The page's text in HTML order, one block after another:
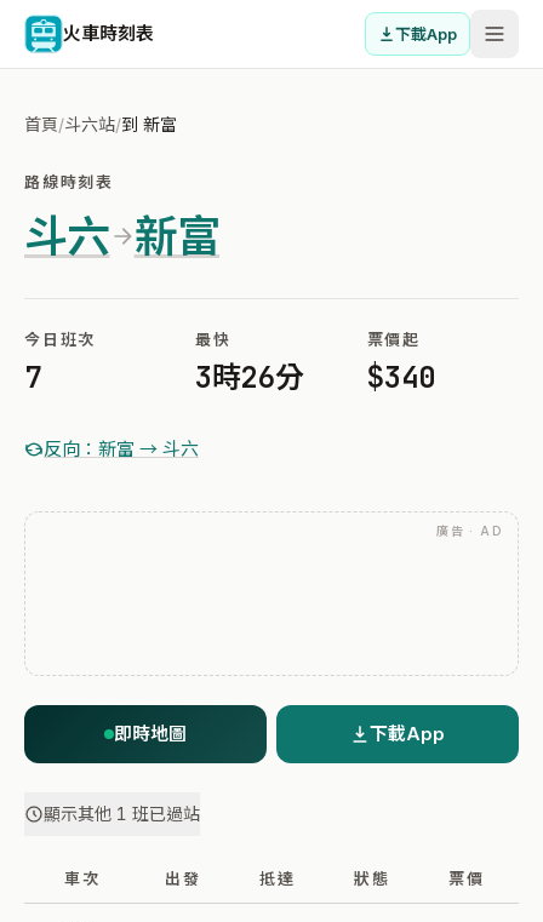
火車時刻表 下載App
首頁/斗六站/到 新富
路線時刻表
斗六 新富
今日班次
7
最快
3時26分
票價起
$340
反向：新富 → 斗六
廣告 · AD
即時地圖 下載App
顯示其他 1 班已過站
車次 出發 抵達 狀態 票價